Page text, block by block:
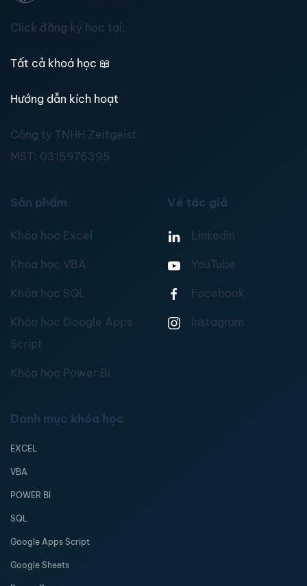
Click đăng ký học tại:
Tất cả khoá học 📖
Hướng dẫn kích hoạt
Công ty TNHH Zeitgeist
MST: 0315976395
Sản phẩm
Khóa học Excel
Khóa học VBA
Khóa học SQL
Khóa học Google Apps
Script
Khóa học Power BI
Về tác giả
Linkedin
YouTube
Facebook
Instagram
Danh mục khóa học
EXCEL
VBA
POWER BI
SQL
Google Apps Script
Google Sheets